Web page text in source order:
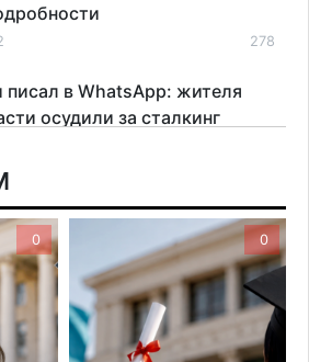
278
писал в WhatsApp: жителя
осудили за сталкинг
бума в Алматинской
лицензии 149 компаний
165
узнали, кто получил
221
0 0